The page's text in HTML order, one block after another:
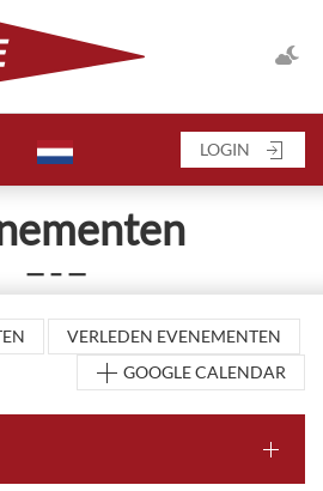
LOGIN
— – —
VERLEDEN EVENEMENTEN
GOOGLE CALENDAR